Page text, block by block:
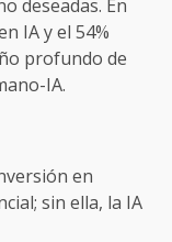
deseadas. En
IA y el 54%
profundo de
IA.
en
sin ella, la IA